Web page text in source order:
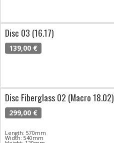
Disc 03 (16.17)
139,00 €
Disc Fiberglass 02 (Macro 18.02)
299,00 €
Length: 570mm
Width: 540mm